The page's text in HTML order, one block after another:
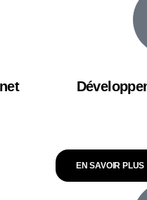
EN SAVOIR PLUS